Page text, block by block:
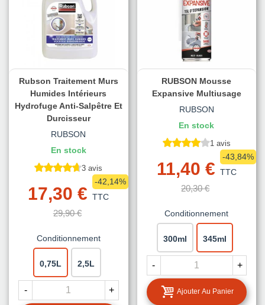
Rubson Traitement Murs
Humides Intérieurs
Hydrofuge Anti-Salpêtre Et
Durcisseur
RUBSON
En stock
3 avis
17,30 € TTC
29,90 €
-42,14%
Conditionnement
0,75L 2,5L
- +
RUBSON Mousse
Expansive Multiusage
RUBSON
En stock
1 avis
11,40 € TTC
20,30 €
-43,84%
Conditionnement
300ml 345ml
- +
Ajouter Au Panier